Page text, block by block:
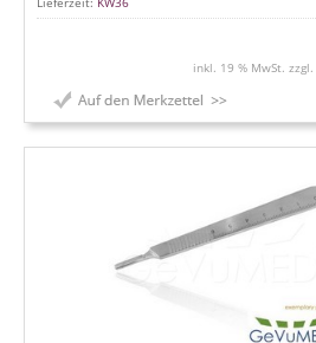
inkl. 19 % MwSt. zzgl.